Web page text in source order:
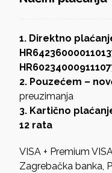
1. Direktno
2. Pouzećem –
preuzimanja
3. Kartično
12 rata
VISA + Premium
Zagrebačka banka,